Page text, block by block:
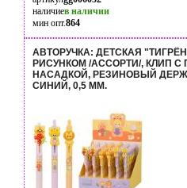
наличиев наличии
мин опт.864
АВТОРУЧКА: ДЕТСКАЯ
РИСУНКОМ /АССОРТИ/, КЛИП
НАСАДКОЙ, РЕЗИНОВЫЙ
СИНИЙ, 0,5 MM.